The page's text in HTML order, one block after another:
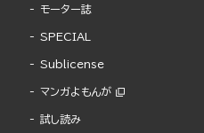
モーター誌
SPECIAL
Sublicense
マンガよもんが
試し読み